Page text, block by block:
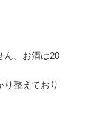
ん。お酒は20
り整えており